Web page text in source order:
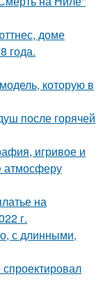
доме
года.
которую в
после горячей
игривое и
на
г.
с длинными,